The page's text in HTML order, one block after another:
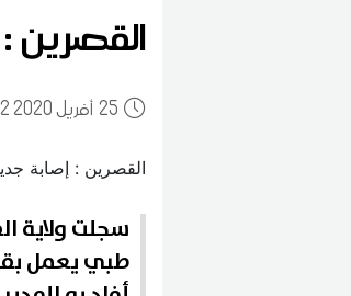
القصرين
25 10:12 2020 أفريل
سجلت ولاية